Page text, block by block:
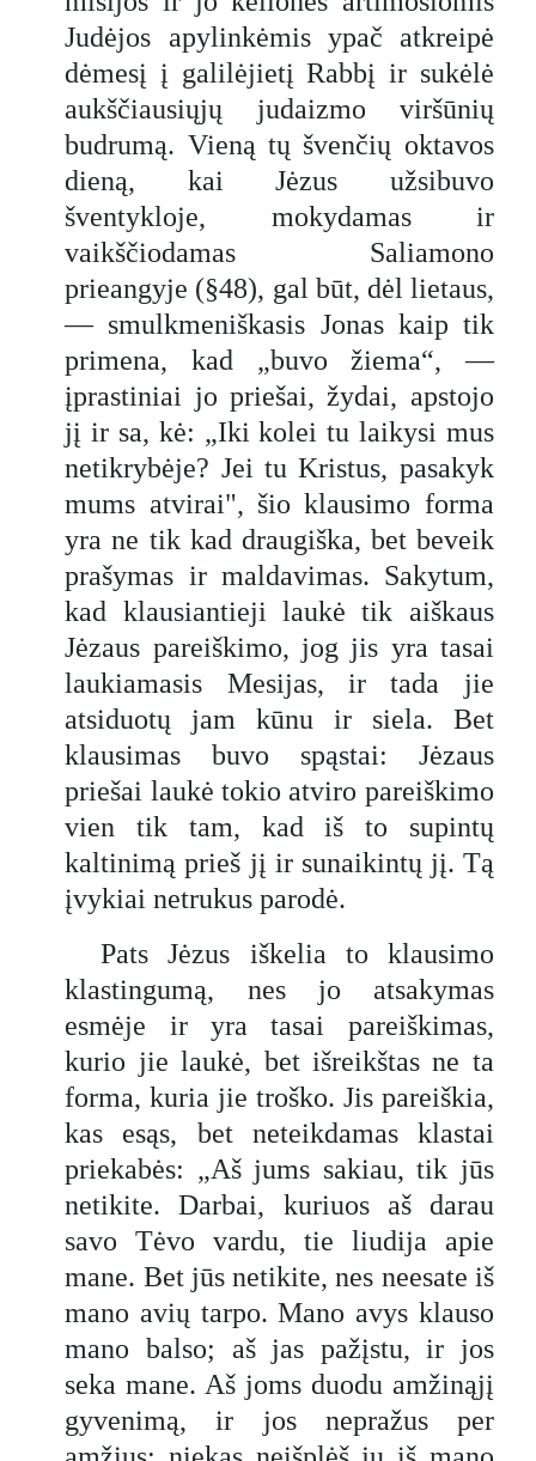
Judėjos apylinkėmis ypač atkreipė
dėmesį į galilėjietį Rabbį ir sukėlė
aukščiausiųjų judaizmo viršūnių
budrumą. Vieną tų švenčių oktavos
dieną, kai Jėzus užsibuvo
šventykloje, mokydamas ir
vaikščiodamas Saliamono
prieangyje (§48), gal būt, dėl lietaus,
— smulkmeniškasis Jonas kaip tik
primena, kad „buvo žiema“, —
įprastiniai jo priešai, žydai, apstojo
jį ir sa, kė: „Iki kolei tu laikysi mus
netikrybėje? Jei tu Kristus, pasakyk
mums atvirai", šio klausimo forma
yra ne tik kad draugiška, bet beveik
prašymas ir maldavimas. Sakytum,
kad klausiantieji laukė tik aiškaus
Jėzaus pareiškimo, jog jis yra tasai
laukiamasis Mesijas, ir tada jie
atsiduotų jam kūnu ir siela. Bet
klausimas buvo spąstai: Jėzaus
priešai laukė tokio atviro pareiškimo
vien tik tam, kad iš to supintų
kaltinimą prieš jį ir sunaikintų jį. Tą
įvykiai netrukus parodė.
Pats Jėzus iškelia to klausimo
klastingumą, nes jo atsakymas
esmėje ir yra tasai pareiškimas,
kurio jie laukė, bet išreikštas ne ta
forma, kuria jie troško. Jis pareiškia,
kas esąs, bet neteikdamas klastai
priekabės: „Aš jums sakiau, tik jūs
netikite. Darbai, kuriuos aš darau
savo Tėvo vardu, tie liudija apie
mane. Bet jūs netikite, nes neesate iš
mano avių tarpo. Mano avys klauso
mano balso; aš jas pažįstu, ir jos
seka mane. Aš joms duodu amžinąjį
gyvenimą, ir jos nepražus per